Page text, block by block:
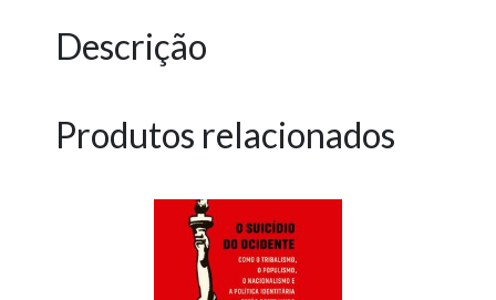
Descrição
Produtos relacionados